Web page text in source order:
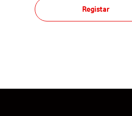
Registar